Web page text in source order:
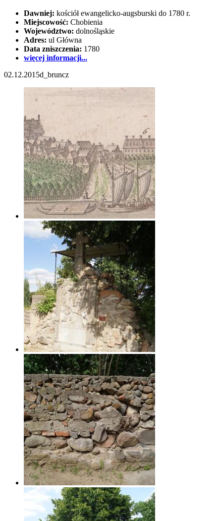
Dawniej: kościół ewangelicko-augsburski do 1780 r.
Miejscowość: Chobienia
Województwo: dolnośląskie
Adres: ul Główna
Data zniszczenia: 1780
więcej informacji...
02.12.2015d_bruncz